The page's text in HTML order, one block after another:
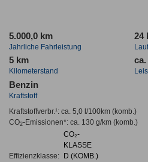
5.000,0 km
Jahrliche Fahrleistung
24
5 km
Kilometerstand
ca.
Benzin
Kraftstoff
Kraftstoffverbr.¹: ca. 5,0 l/100km(komb.)
CO2-Emissionen*: ca. 130 g/km(komb.)
Effizienzklasse:
CO₂-
KLASSE
D (KOMB.)